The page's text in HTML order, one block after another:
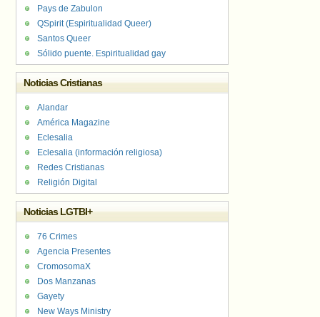
Pays de Zabulon
QSpirit (Espiritualidad Queer)
Santos Queer
Sólido puente. Espiritualidad gay
Noticias Cristianas
Alandar
América Magazine
Eclesalia
Eclesalia (información religiosa)
Redes Cristianas
Religión Digital
Noticias LGTBI+
76 Crimes
Agencia Presentes
CromosomaX
Dos Manzanas
Gayety
New Ways Ministry